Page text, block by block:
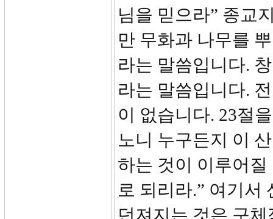
님을 믿으라” 종교
만 무화과 나무를
라는 말씀입니다.
라는 말씀입니다.
이 없습니다. 23절
노니 누구든지 이
하는 것이 이루어
로 되리라.” 여기서
던져지는 것은 구